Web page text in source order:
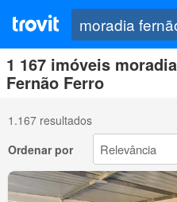
1 167 imóveis
Fernão Ferro
1.167 resultados
Ordenar por